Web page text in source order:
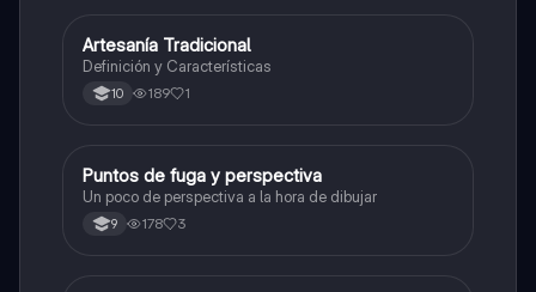
Artes
Artesanía Tradicional
Definición y Características
10 189 1
Artes
Puntos de fuga y perspectiva
Un poco de perspectiva a la hora de dibujar
9 178 3